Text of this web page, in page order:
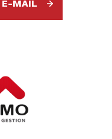
E-MAIL